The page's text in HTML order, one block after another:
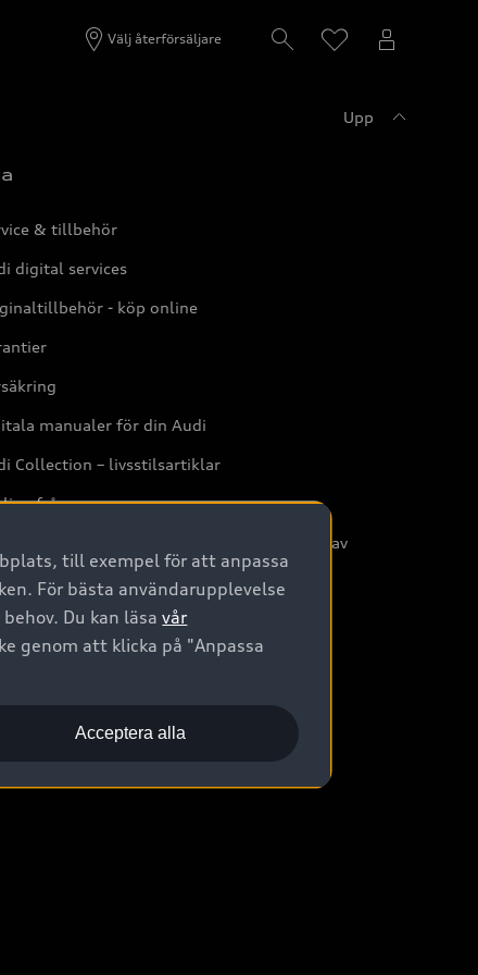
Välj återförsäljare
Upp
& tillbehör
digital services
- köp online
manualer för din Audi
Collection – livsstilsartiklar
frågor
3G nätet stängs ned - Hur påverkas min bil av
till exempel för att anpassa
För bästa användarupplevelse
Du kan läsavår
genom att klicka på "Anpassa
Acceptera alla